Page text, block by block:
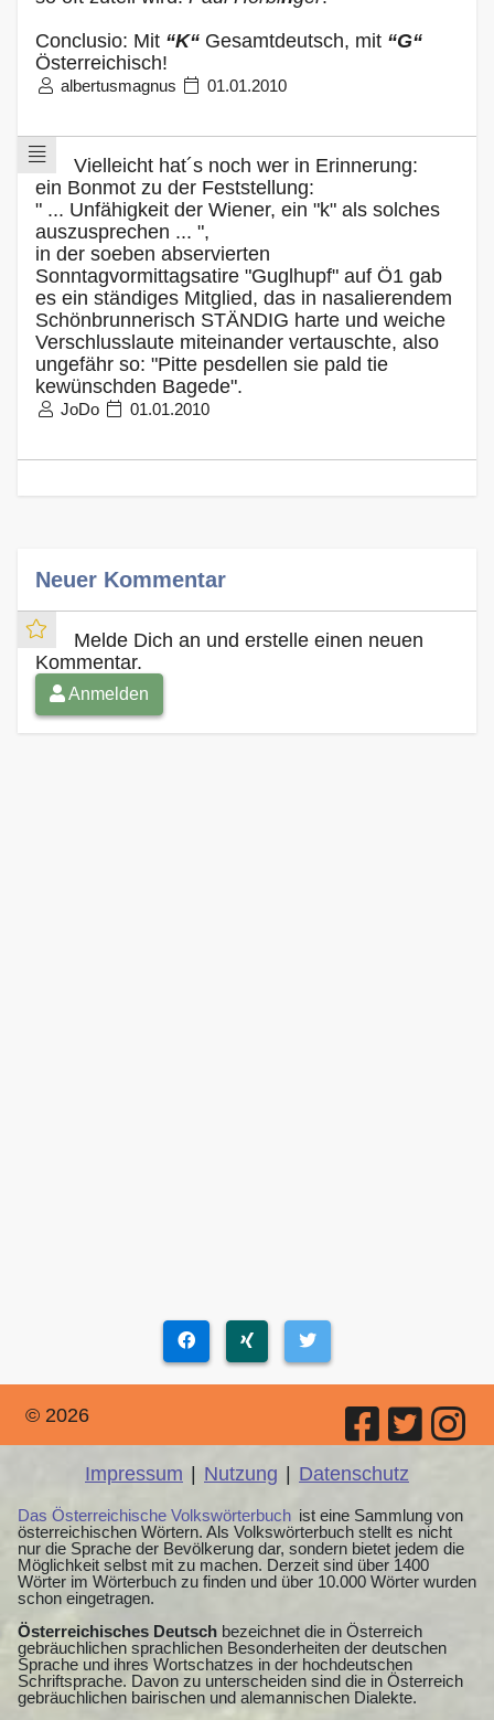
Conclusio: Mit “K“ Gesamtdeutsch, mit “G“
Österreichisch!
albertusmagnus 01.01.2010
Vielleicht hat´s noch wer in Erinnerung:
ein Bonmot zu der Feststellung:
" ... Unfähigkeit der Wiener, ein "k" als solches
auszusprechen ... ",
in der soeben abservierten
Sonntagvormittagsatire "Guglhupf" auf Ö1 gab
es ein ständiges Mitglied, das in nasalierendem
Schönbrunnerisch STÄNDIG harte und weiche
Verschlusslaute miteinander vertauschte, also
ungefähr so: "Pitte pesdellen sie pald tie
kewünschden Bagede".
JoDo 01.01.2010
Neuer Kommentar
Melde Dich an und erstelle einen neuen
Kommentar.
Anmelden
© 2026
Impressum Nutzung Datenschutz
Das Österreichische Volkswörterbuch ist eine Sammlung von
österreichischen Wörtern. Als Volkswörterbuch stellt es nicht
nur die Sprache der Bevölkerung dar, sondern bietet jedem die
Möglichkeit selbst mit zu machen. Derzeit sind über 1400
Wörter im Wörterbuch zu finden und über 10.000 Wörter wurden
schon eingetragen.
Österreichisches Deutsch bezeichnet die in Österreich
gebräuchlichen sprachlichen Besonderheiten der deutschen
Sprache und ihres Wortschatzes in der hochdeutschen
Schriftsprache. Davon zu unterscheiden sind die in Österreich
gebräuchlichen bairischen und alemannischen Dialekte.